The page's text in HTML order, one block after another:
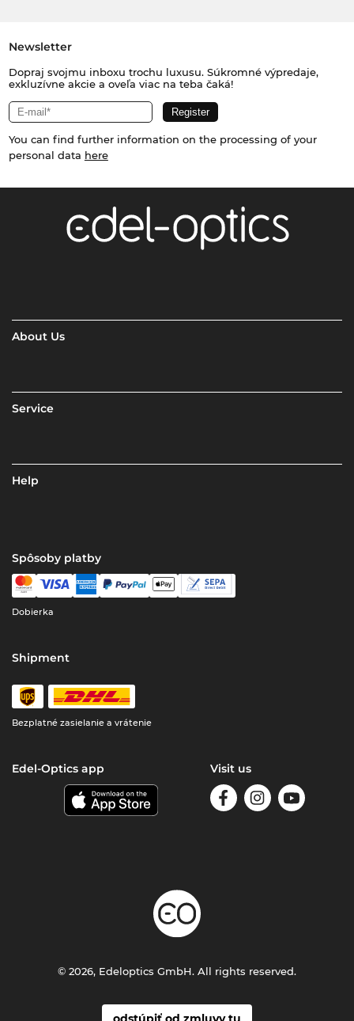
Newsletter
Dopraj svojmu inboxu trochu luxusu. Súkromné výpredaje,
exkluzívne akcie a oveľa viac na teba čaká!
You can find further information on the processing of your
personal data here
About Us
Service
Help
Spôsoby platby
Dobierka
Shipment
Bezplatné zasielanie a vrátenie
Edel-Optics app Visit us
© 2026, Edeloptics GmbH. All rights reserved.